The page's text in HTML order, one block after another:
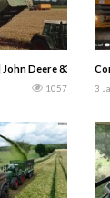
| John Deere 8300
1057 3